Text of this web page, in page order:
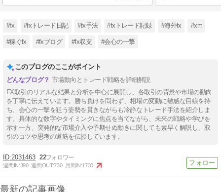
#fx #fxトレード日記 #fx手法 #fxトレード記録 #海外fx #xm
#稼ぐfx #fxブログ #fx収支 #会心の一撃
このブログのここがポイント
市場動向とトレード戦略を詳細解説
FX取引のリアルな結果と分析を中心に展開し、各取引の背景や市場の動向
を丁寧に伝えています。勝ち負けを問わず、相場の変動に敏感な目線を持
ち、会心の一撃を狙う姿勢を貫きながらも冷静なトレード手法を紹介しま
す。具体的な数字やタイミングに焦点を当てながら、未来の戦略や学びを
示す一方、突発的な市場介入や予期せぬ動きに関しても素早く解説し、取
引のコツや思考の道筋を伝授しています。
2031463 22
週間IN:390 週間OUT:730 月間IN:1730
最新の記事画像